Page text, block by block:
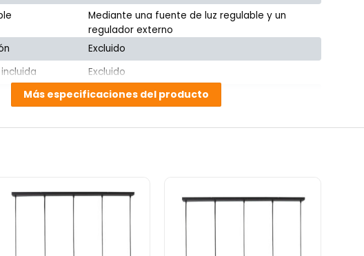
Mediante una fuente de luz regulable y un
regulador externo
Excluido
Excluido
No
Más especificaciones del producto